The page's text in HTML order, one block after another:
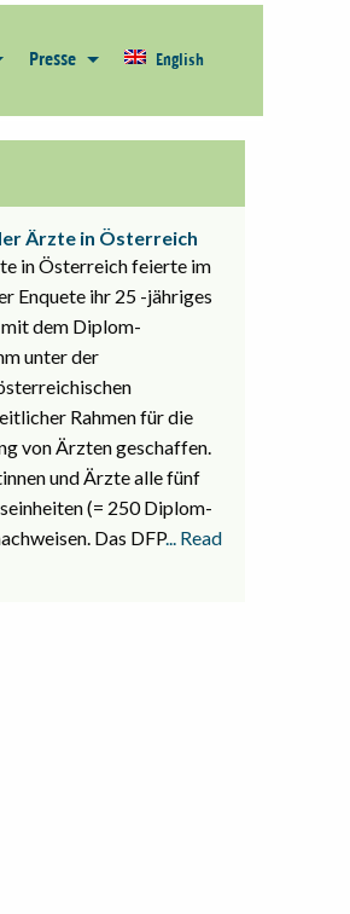
Presse English
Ärzte in Österreich
in Österreich feierte im
Enquete ihr 25 -jähriges
dem Diplom-
unter der
Rahmen für die
von Ärzten geschaffen.
und Ärzte alle fünf
(= 250 Diplom-
Das DFP... Read